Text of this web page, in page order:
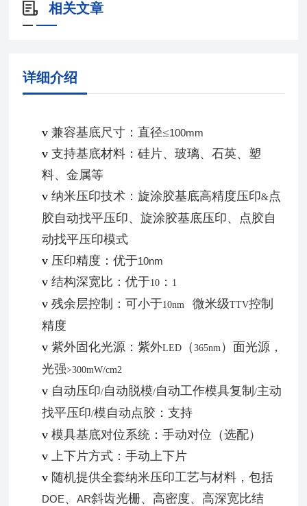
相关文章
详细介绍
v兼容基底尺寸：直径≤100mm
v支持基底材料：硅片、玻璃、石英、塑
料、金属等
v纳米压印技术：旋涂胶基底高精度压印& 点
胶自动找平压印、旋涂胶基底压印、点胶自
动找平压印模式
v 压印精度：优于10nm
v结构深宽比：优于10 ： 1
v残余层控制：可小于10nm微米级TTV控制
精度
v紫外固化光源：紫外LED （365nm ）面光源，
光强>300mW/cm2
v 自动压印/自动脱模/自动工作模具复制/主动
找平压印/模自动点胶：支持
v模具基底对位系统：手动对位（选配）
v
上下片方式：手动上下片
v 随机提供全套纳米压印工艺与材料，包括
DOE、AR斜齿光栅、高密度、高深宽比结